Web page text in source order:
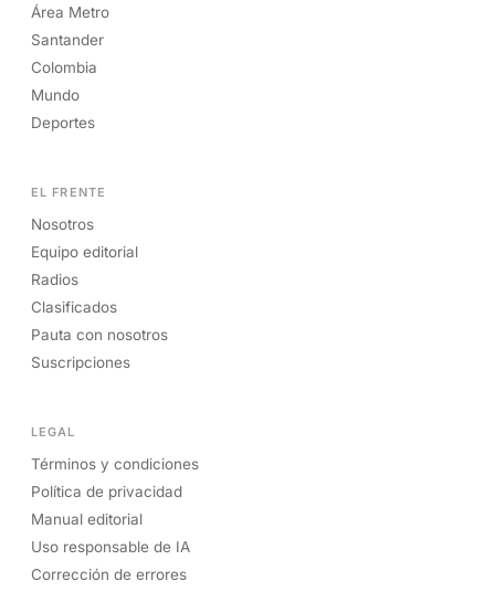
Área Metro
Santander
Colombia
Mundo
Deportes
EL FRENTE
Nosotros
Equipo editorial
Radios
Clasificados
Pauta con nosotros
Suscripciones
LEGAL
Términos y condiciones
Política de privacidad
Manual editorial
Uso responsable de IA
Corrección de errores